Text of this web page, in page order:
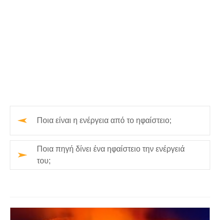
Ποια είναι η ενέργεια από το ηφαίστειο;
Ποια πηγή δίνει ένα ηφαίστειο την ενέργειά
του;